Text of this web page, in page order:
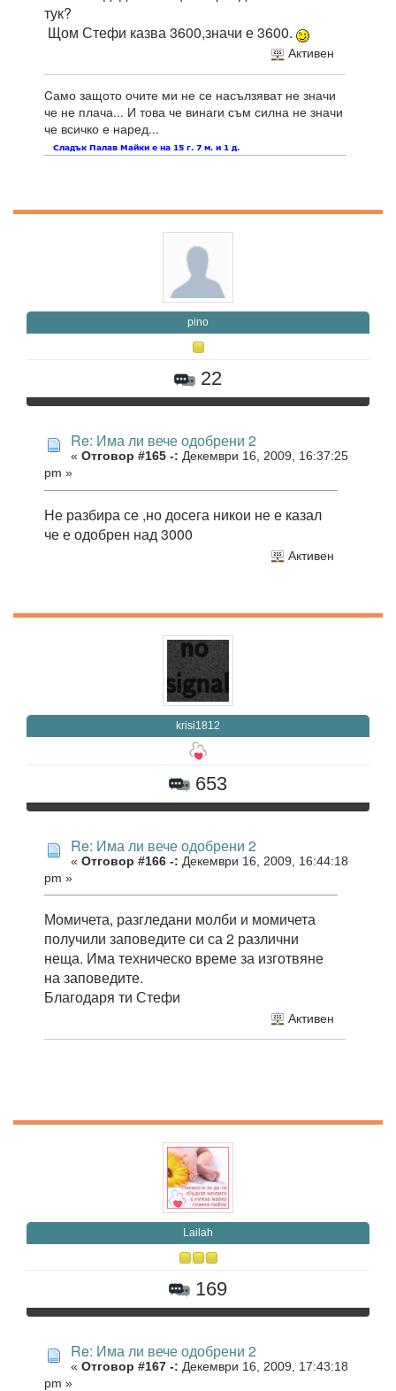
тук?
Щом Стефи казва 3600,значи е 3600.
Активен
Cамо защото очите ми не се насълзяват не значи
че не плача... И това че винаги съм силна не значи
че всичко е наред...
pino
22
Re: Има ли вече одобрени 2
« Отговор #165 -: Декември 16, 2009, 16:37:25
pm »
Не разбира се ,но досега никои не е казал
че е одобрен над 3000
Активен
krisi1812
653
Re: Има ли вече одобрени 2
« Отговор #166 -: Декември 16, 2009, 16:44:18
pm »
Момичета, разгледани молби и момичета
получили заповедите си са 2 различни
неща. Има техническо време за изготвяне
на заповедите.
Благодаря ти Стефи
Активен
Lailah
169
Re: Има ли вече одобрени 2
« Отговор #167 -: Декември 16, 2009, 17:43:18
pm »